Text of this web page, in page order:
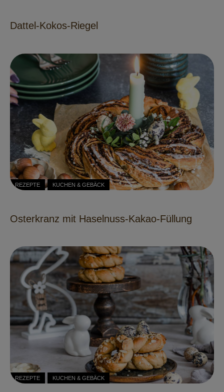
Dattel-Kokos-Riegel
REZEPTE KUCHEN & GEBÄCK
Osterkranz mit Haselnuss-Kakao-Füllung
REZEPTE KUCHEN & GEBÄCK